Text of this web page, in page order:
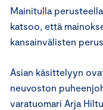
Mainitulla
katsoo, että
kansainvälisten
Asian käsittelyyn
neuvoston
varatuomari Arja